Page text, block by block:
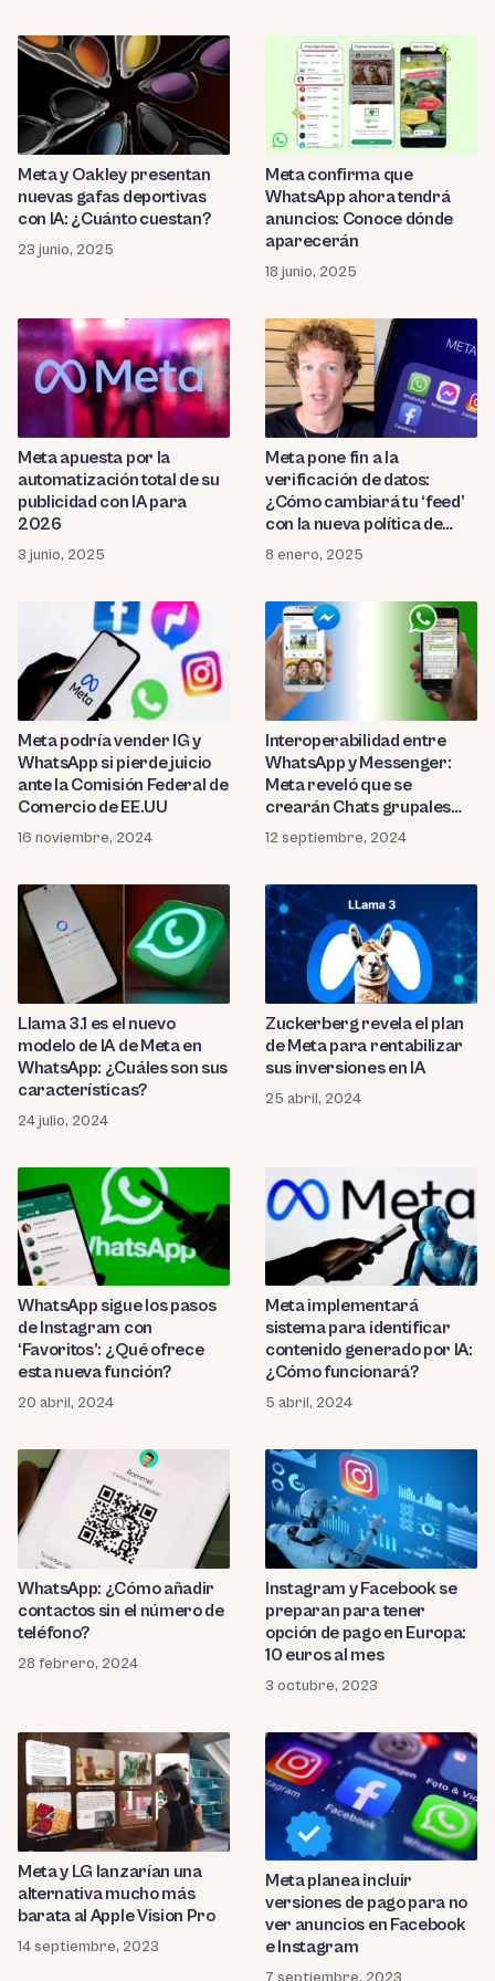
Meta y Oakley presentan
nuevas gafas deportivas
con IA: ¿Cuánto cuestan?
23 junio, 2025
Meta confirma que
WhatsApp ahora tendrá
anuncios: Conoce dónde
aparecerán
18 junio, 2025
Meta apuesta por la
automatización total de su
publicidad con IA para
2026
3 junio, 2025
Meta pone fin a la
verificación de datos:
¿Cómo cambiará tu ‘feed’
con la nueva política de
contenidos?
8 enero, 2025
Meta podría vender IG y
WhatsApp si pierde juicio
ante la Comisión Federal de
Comercio de EE.UU
16 noviembre, 2024
Interoperabilidad entre
WhatsApp y Messenger:
Meta reveló que se
crearán Chats grupales
con otras apps desde 2025
12 septiembre, 2024
Llama 3.1 es el nuevo
modelo de IA de Meta en
WhatsApp: ¿Cuáles son sus
características?
24 julio, 2024
Zuckerberg revela el plan
de Meta para rentabilizar
sus inversiones en IA
25 abril, 2024
WhatsApp sigue los pasos
de Instagram con
‘Favoritos’: ¿Qué ofrece
esta nueva función?
20 abril, 2024
Meta implementará
sistema para identificar
contenido generado por IA:
¿Cómo funcionará?
5 abril, 2024
WhatsApp: ¿Cómo añadir
contactos sin el número de
teléfono?
28 febrero, 2024
Instagram y Facebook se
preparan para tener
opción de pago en Europa:
10 euros al mes
3 octubre, 2023
Meta y LG lanzarían una
alternativa mucho más
barata al Apple Vision Pro
14 septiembre, 2023
Meta planea incluir
versiones de pago para no
ver anuncios en Facebook
e Instagram